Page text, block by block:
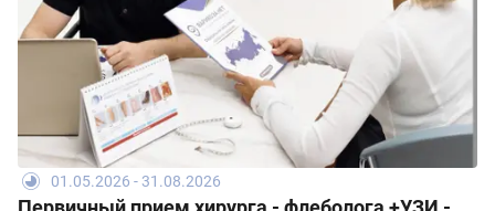
01.05.2026 - 31.08.2026